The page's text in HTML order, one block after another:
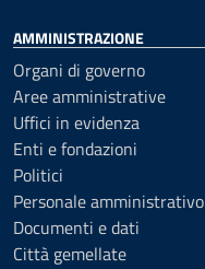
AMMINISTRAZIONE
Organi di governo
Aree amministrative
Uffici in evidenza
Enti e fondazioni
Politici
Personale amministrativo
Documenti e dati
Città gemellate